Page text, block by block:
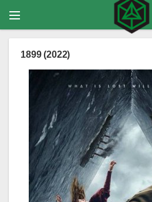
1899 (2022)